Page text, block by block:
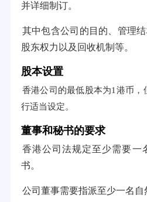
并详细制订。
其中包含公司的目的、管理
股东权力以及回收机制等。
股本设置
香港公司的最低股本为1港币，
行适当设定。
董事和秘书的要求
香港公司法规定至少需要一
书。
公司董事需要指派至少一名自